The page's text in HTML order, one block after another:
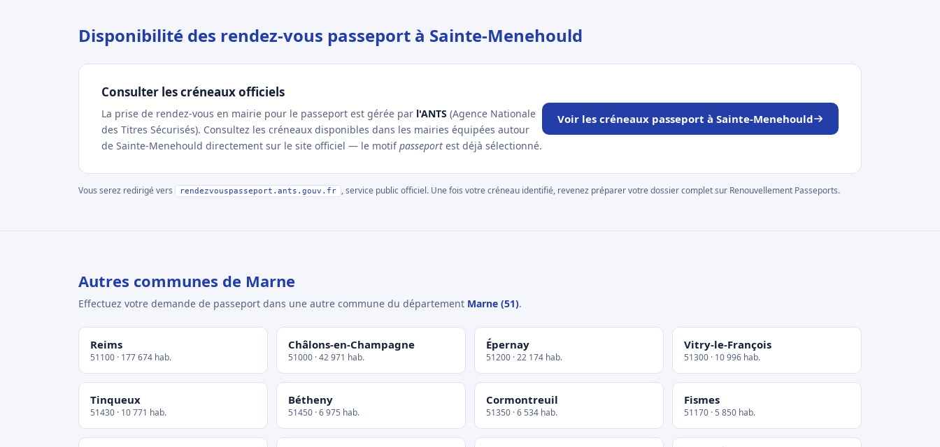
Disponibilité des rendez-vous passeport à Sainte-Menehould
Consulter les créneaux officiels
La prise de rendez-vous en mairie pour le passeport est gérée par l'ANTS (Agence Nationale
des Titres Sécurisés). Consultez les créneaux disponibles dans les mairies équipées autour
de Sainte-Menehould directement sur le site officiel — le motifpasseport est déjà sélectionné.
Voir les créneaux passeport à Sainte-Menehould
Vous serez redirigé vers rendezvouspasseport.ants.gouv.fr , service public officiel. Une fois votre créneau identifié, revenez préparer votre dossier complet sur Renouvellement Passeports.
Autres communes de Marne
Effectuez votre demande de passeport dans une autre commune du département Marne (51).
Reims
51100 · 177 674 hab.
Châlons-en-Champagne
51000 · 42 971 hab.
Épernay
51200 · 22 174 hab.
Vitry-le-François
51300 · 10 996 hab.
Tinqueux
51430 · 10 771 hab.
Bétheny
51450 · 6 975 hab.
Cormontreuil
51350 · 6 534 hab.
Fismes
51170 · 5 850 hab.